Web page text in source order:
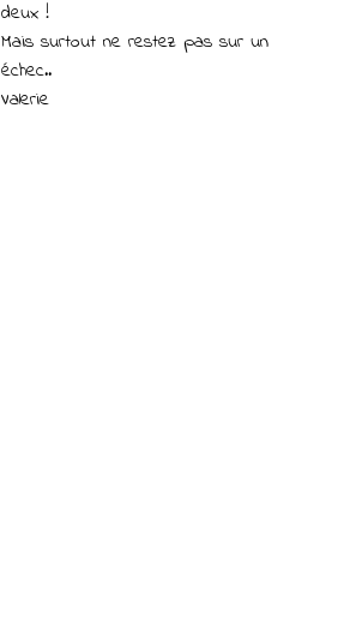
deux !
Mais surtout ne restez pas sur un
échec..
Valerie